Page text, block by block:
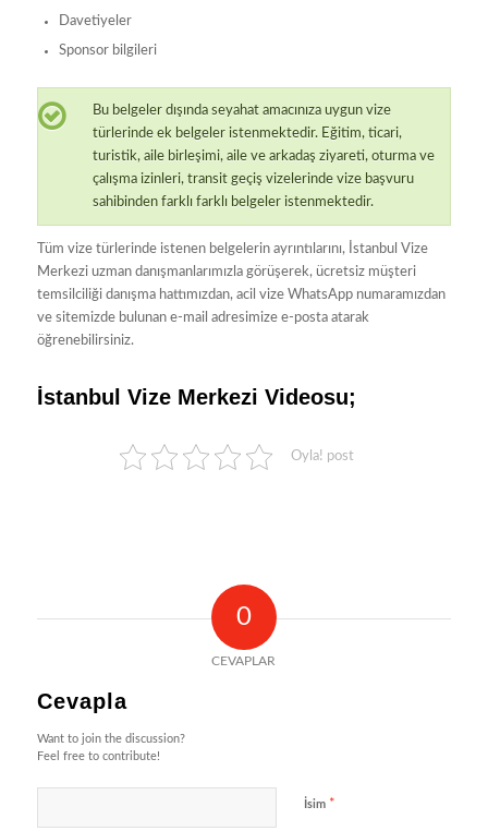
Davetiyeler
Sponsor bilgileri
Bu belgeler dışında seyahat amacınıza uygun vize
türlerinde ek belgeler istenmektedir. Eğitim, ticari,
turistik, aile birleşimi, aile ve arkadaş ziyareti, oturma ve
çalışma izinleri, transit geçiş vizelerinde vize başvuru
sahibinden farklı farklı belgeler istenmektedir.
Tüm vize türlerinde istenen belgelerin ayrıntılarını, İstanbul Vize
Merkezi uzman danışmanlarımızla görüşerek, ücretsiz müşteri
temsilciliği danışma hattımızdan, acil vize WhatsApp numaramızdan
ve sitemizde bulunan e-mail adresimize e-posta atarak
öğrenebilirsiniz.
İstanbul Vize Merkezi Videosu;
Oyla! post
0
CEVAPLAR
Cevapla
Want to join the discussion?
Feel free to contribute!
İsim *